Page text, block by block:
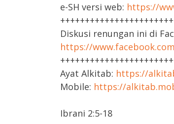
e-SH versi web: https://
Diskusi renungan ini di
https://
Ayat Alkitab: https://
Mobile: https://
Ibrani 2:5-18